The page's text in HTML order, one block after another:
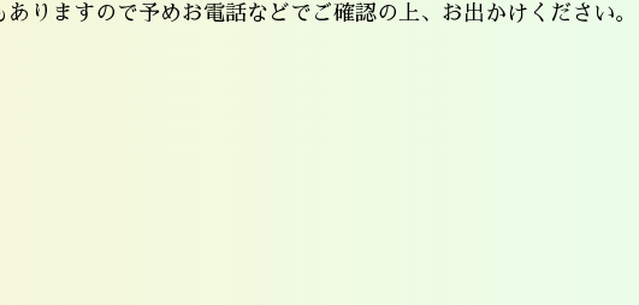
りますので予めお電話などでご確認の上、お出かけください。